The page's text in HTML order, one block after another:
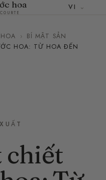
hoa VI
› BÍ MẬT SẢN
HOA: TỪ HOA ĐẾN
chiết